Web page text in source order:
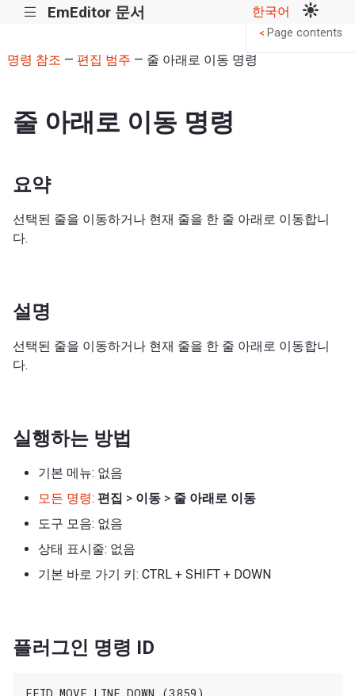
||| EmEditor 문서 한국어
명령 참조 — 편집 범주 — 줄 아래로 이동 명령
줄 아래로 이동 명령
요약
선택된 줄을 이동하거나 현재 줄을 한 줄 아래로 이동합니
다.
설명
선택된 줄을 이동하거나 현재 줄을 한 줄 아래로 이동합니
다.
실행하는 방법
기본 메뉴: 없음
모든 명령: 편집 > 이동 > 줄 아래로 이동
도구 모음: 없음
상태 표시줄: 없음
기본 바로 가기 키: CTRL + SHIFT + DOWN
플러그인 명령 ID
< Page contents